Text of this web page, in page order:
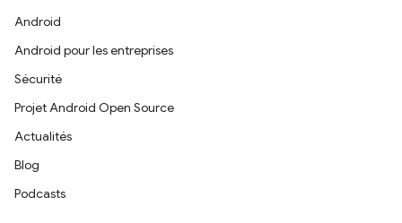
Android
Android pour les entreprises
Sécurité
Projet Android Open Source
Actualités
Blog
Podcasts